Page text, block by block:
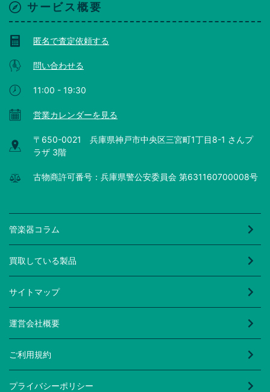
サービス概要
匿名で査定依頼する
問い合わせる
11:00 - 19:30
営業カレンダーを見る
〒650-0021 兵庫県神戸市中央区三宮町1丁目8-1 さんプ
ラザ 3階
古物商許可番号：兵庫県警公安委員会 第631160700008号
管楽器コラム
買取している製品
サイトマップ
運営会社概要
ご利用規約
プライバシーポリシー